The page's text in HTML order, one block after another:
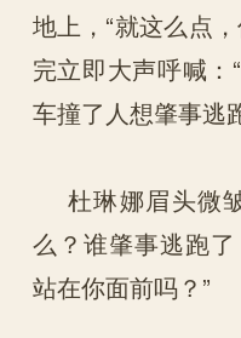
地上，“就这么点
完立即大声呼喊
车撞了人想肇事逃
杜琳娜眉头微
么？谁肇事逃跑
站在你面前吗？”